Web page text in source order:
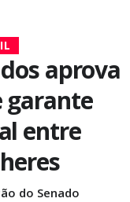
aprova
garante
entre
do Senado